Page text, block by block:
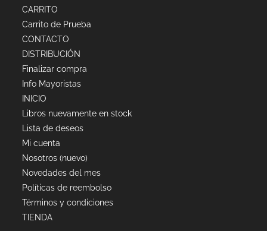
CARRITO
Carrito de Prueba
CONTACTO
DISTRIBUCIÓN
Finalizar compra
Info Mayoristas
INICIO
Libros nuevamente en stock
Lista de deseos
Mi cuenta
Nosotros (nuevo)
Novedades del mes
Políticas de reembolso
Términos y condiciones
TIENDA